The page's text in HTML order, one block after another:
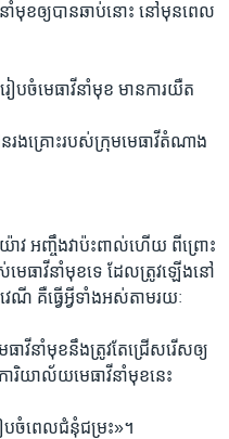
នាំមុខឲ្យបានឆាប់នោះ នៅមុនពេល
បចំមេធាវីនាំមុខ មានការយឺត
នរងគ្រោះរបស់ក្រុមមេធាវីតំណាង
ាវ អញ្ចឹងវាប៉ះពាល់ហើយ ពីព្រោះ
មេធាវីនាំមុខទេ ដែលត្រូវឡើងនៅ
វេណី គឺធ្វើអ្វីទាំងអស់តាមរយៈ
ាវីនាំមុខនឹងត្រូវតែជ្រើសរើសឲ្យ
ារិយាល័យមេធាវីនាំមុខនេះ
ៀបចំពេលជំនុំជម្រះ»។